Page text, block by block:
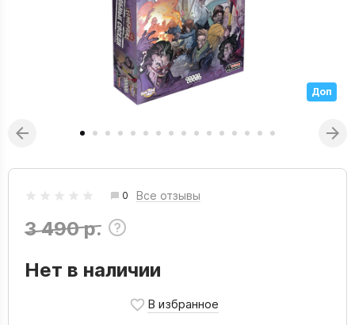
Доп
0 Все отзывы
3 490 р.
Нет в наличии